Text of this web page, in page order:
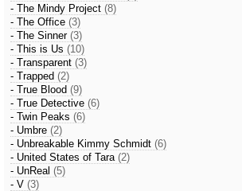
- The Mindy Project (8)
- The Office (3)
- The Sinner (3)
- This is Us (10)
- Transparent (3)
- Trapped (2)
- True Blood (9)
- True Detective (6)
- Twin Peaks (6)
- Umbre (2)
- Unbreakable Kimmy Schmidt (6)
- United States of Tara (2)
- UnReal (5)
- V (3)